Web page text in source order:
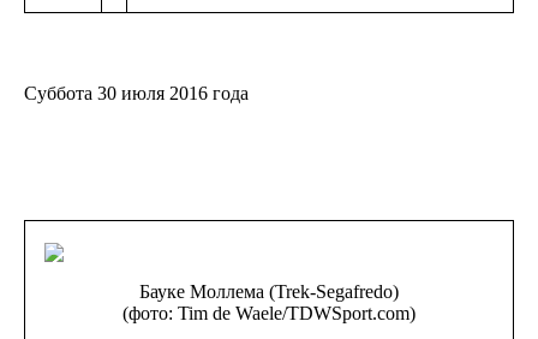
Суббота 30 июля 2016 года
Бауке Моллема (Trek-Segafredo)
(фото: Tim de Waele/TDWSport.com)